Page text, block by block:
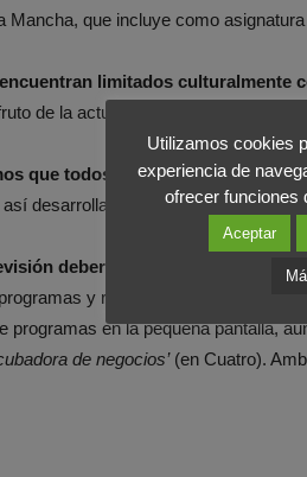
que incluye como
limitados culturalmente
de la actual situación económica.
que todos los centros de
así desarrollar las habilidades
debería apostar por
y reality shows de esta
programas en la pequeña pantalla,
de negocios’(en Cuatro).
Utilizamos cookies
experiencia de
ofrecer funciones
Aceptar